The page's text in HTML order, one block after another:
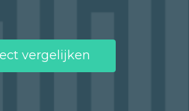
vergelijken